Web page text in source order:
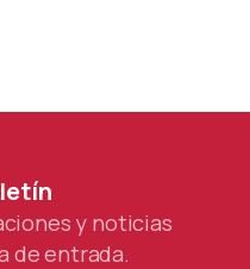
y noticias
de entrada.